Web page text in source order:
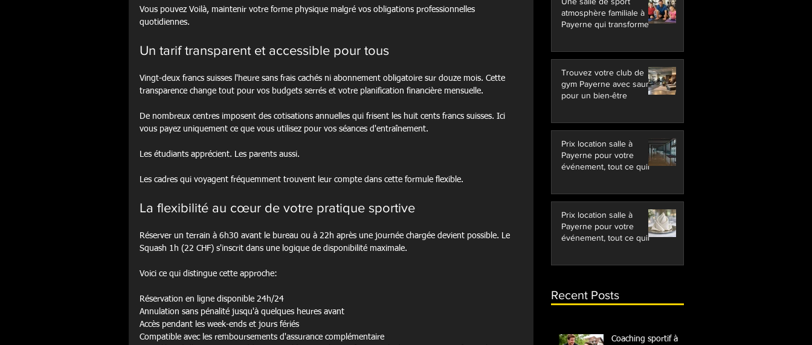
Vous pouvez Voilà, maintenir votre forme physique malgré vos obligations professionnelles
quotidiennes.
Un tarif transparent et accessible pour tous
Vingt-deux francs suisses l'heure sans frais cachés ni abonnement obligatoire sur douze mois. Cette
transparence change tout pour vos budgets serrés et votre planification financière mensuelle.
De nombreux centres imposent des cotisations annuelles qui frisent les huit cents francs suisses. Ici
vous payez uniquement ce que vous utilisez pour vos séances d'entraînement.
Les étudiants apprécient. Les parents aussi.
Les cadres qui voyagent fréquemment trouvent leur compte dans cette formule flexible.
La flexibilité au cœur de votre pratique sportive
Réserver un terrain à 6h30 avant le bureau ou à 22h après une journée chargée devient possible. Le
Squash 1h (22 CHF) s'inscrit dans une logique de disponibilité maximale.
Voici ce qui distingue cette approche:
Réservation en ligne disponible 24h/24
Annulation sans pénalité jusqu'à quelques heures avant
Accès pendant les week-ends et jours fériés
Compatible avec les remboursements d'assurance complémentaire
atmosphère familiale à
Payerne qui transforme
Trouvez votre club de
gym Payerne avec sauna
pour un bien-être
Prix location salle à
Payerne pour votre
événement, tout ce quil
Prix location salle à
Payerne pour votre
événement, tout ce quil
Recent Posts
Coaching sportif à